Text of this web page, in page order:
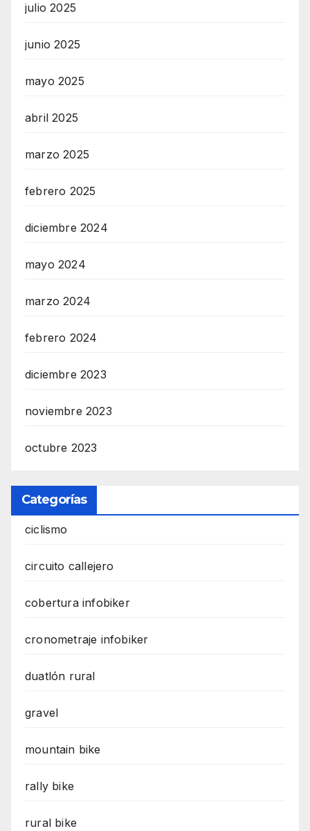
julio 2025
junio 2025
mayo 2025
abril 2025
marzo 2025
febrero 2025
diciembre 2024
mayo 2024
marzo 2024
febrero 2024
diciembre 2023
noviembre 2023
octubre 2023
Categorías
ciclismo
circuito callejero
cobertura infobiker
cronometraje infobiker
duatlón rural
gravel
mountain bike
rally bike
rural bike